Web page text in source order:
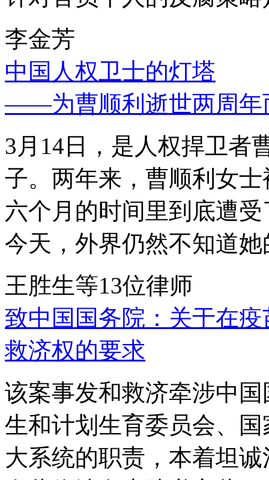
李金芳
中国人权卫士的灯塔
——为曹顺利逝世两周年
3月14日，是人权捍卫者
子。两年来，曹顺利女
六个月的时间里到底遭
今天，外界仍然不知道
王胜生等13位律师
致中国国务院：关于在
救济权的要求
该案事发和救济牵涉中
生和计划生育委员会、
大系统的职责，本着坦